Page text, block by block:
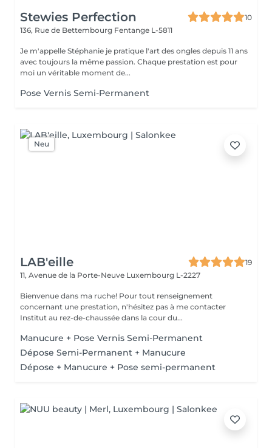
Stewies Perfection
10
136, Rue de Bettembourg Fentange L-5811
Je m'appelle Stéphanie je pratique l'art des ongles depuis 11 ans
avec toujours la même passion. Chaque prestation est pour
moi un véritable moment de...
Pose Vernis Semi-Permanent
Neu
LAB'eille
19
11, Avenue de la Porte-Neuve Luxembourg L-2227
Bienvenue dans ma ruche! Pour tout renseignement
concernant une prestation, n'hésitez pas à me contacter
Institut au rez-de-chaussée dans la cour du...
Manucure + Pose Vernis Semi-Permanent
Dépose Semi-Permanent + Manucure
Dépose + Manucure + Pose semi-permanent